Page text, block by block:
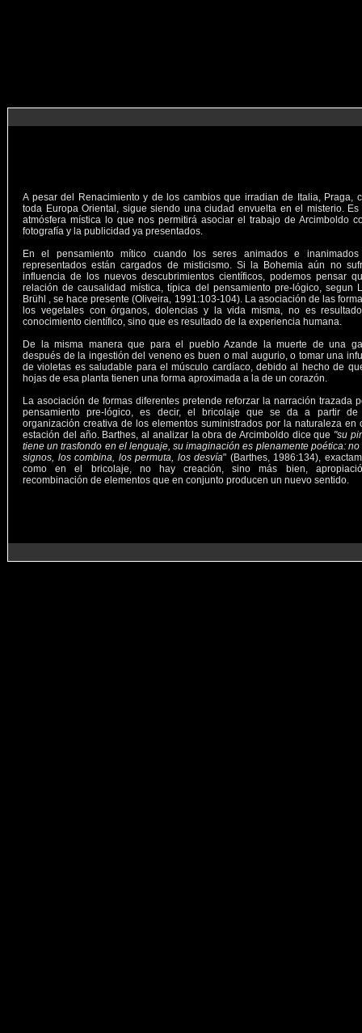
A pesar del Renacimiento y de los cambios que irradian de Italia, Praga,
toda Europa Oriental, sigue siendo una ciudad envuelta en el misterio. Es
atmósfera mística lo que nos permitirá asociar el trabajo de Arcimboldo
fotografía y la publicidad ya presentados.
En el pensamiento mítico cuando los seres animados e
representados están cargados de misticismo. Si la Bohemia aún no
influencia de los nuevos descubrimientos científicos, podemos pensar
relación de causalidad mística, típica del pensamiento pre-lógico, segun
Brühl , se hace presente (Oliveira, 1991:103-104). La asociación de las
los vegetales con órganos, dolencias y la vida misma, no es
conocimiento científico, sino que es resultado de la experiencia humana.
De la misma manera que para el pueblo Azande la muerte de una
después de la ingestión del veneno es buen o mal augurio, o tomar una
de violetas es saludable para el músculo cardíaco, debido al hecho de
hojas de esa planta tienen una forma aproximada a la de un corazón.
La asociación de formas diferentes pretende reforzar la narración trazada
pensamiento pre-lógico, es decir, el bricolaje que se da a partir de
organización creativa de los elementos suministrados por la naturaleza en
estación del año. Barthes, al analizar la obra de Arcimboldo dice que "su
tiene un trasfondo en el lenguaje, su imaginación es plenamente poética: no
signos, los combina, los permuta, los desvía" (Barthes, 1986:134),
como en el bricolaje, no hay creación, sino más bien,
recombinación de elementos que en conjunto producen un nuevo sentido.